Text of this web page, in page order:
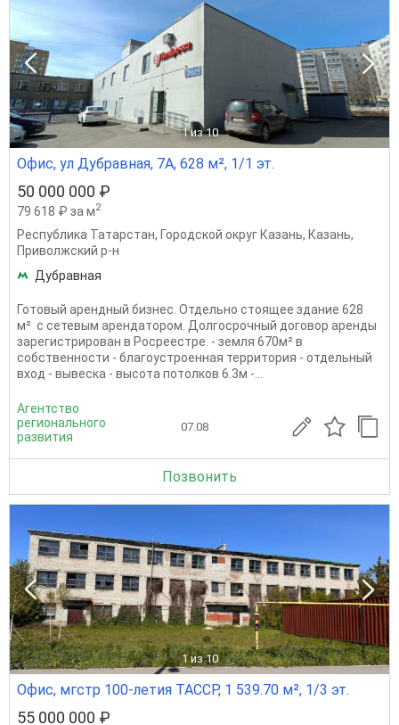
1 из 10
Офис, ул Дубравная, 7А, 628 м², 1/1 эт.
50 000 000 ₽
79 618 ₽ за м2
Республика Татарстан, Городской округ Казань, Казань,
Приволжский р-н
Дубравная
Готовый арендный бизнес. Отдельно стоящее здание 628
м² с сетевым арендатором. Долгосрочный договор аренды
зарегистрирован в Росреестре. - земля 670м² в
собственности - благоустроенная территория - отдельный
вход - вывеска - высота потолков 6.3м -...
Агентство
регионального
развития
07.08
Позвонить
1 из 10
Офис, мгстр 100-летия ТАССР, 1 539.70 м², 1/3 эт.
55 000 000 ₽